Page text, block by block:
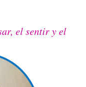
el sentir y el